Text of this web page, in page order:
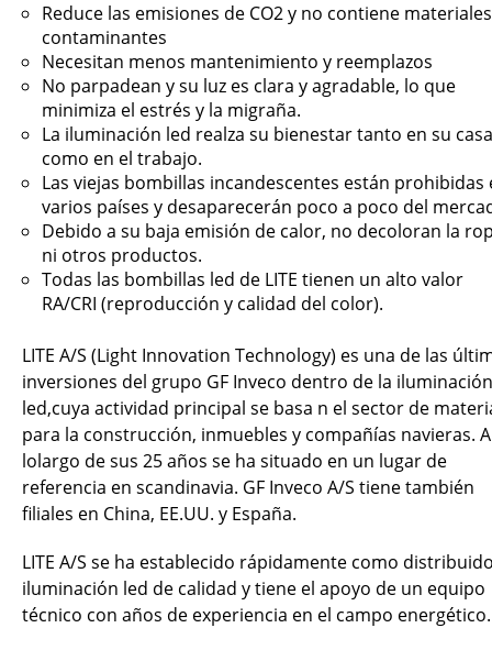
Reduce las emisiones de CO2 y no contiene materiales
contaminantes
Necesitan menos mantenimiento y reemplazos
No parpadean y su luz es clara y agradable, lo que
minimiza el estrés y la migraña.
La iluminación led realza su bienestar tanto en su casa
como en el trabajo.
Las viejas bombillas incandescentes están prohibidas
varios países y desaparecerán poco a poco del
Debido a su baja emisión de calor, no decoloran la
ni otros productos.
Todas las bombillas led de LITE tienen un alto valor
RA/CRI (reproducción y calidad del color).
LITE A/S (Light Innovation Technology) es una de las
inversiones del grupo GF Inveco dentro de la iluminación
led,cuya actividad principal se basa n el sector de
para la construcción, inmuebles y compañías navieras. A
lolargo de sus 25 años se ha situado en un lugar de
referencia en scandinavia. GF Inveco A/S tiene también
filiales en China, EE.UU. y España.
LITE A/S se ha establecido rápidamente como
iluminación led de calidad y tiene el apoyo de un equipo
técnico con años de experiencia en el campo energético.